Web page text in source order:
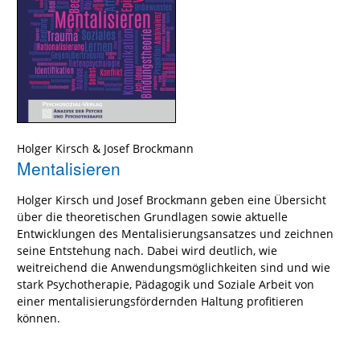
Holger Kirsch & Josef Brockmann
Mentalisieren
Holger Kirsch und Josef Brockmann geben eine Übersicht
über die theoretischen Grundlagen sowie aktuelle
Entwicklungen des Mentalisierungsansatzes und zeichnen
seine Entstehung nach. Dabei wird deutlich, wie
weitreichend die Anwendungsmöglichkeiten sind und wie
stark Psychotherapie, Pädagogik und Soziale Arbeit von
einer mentalisierungsfördernden Haltung profitieren
können.